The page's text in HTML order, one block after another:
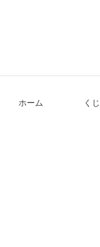
ホーム くじ